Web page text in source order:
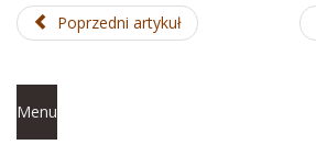
Poprzedni artykuł
Menu